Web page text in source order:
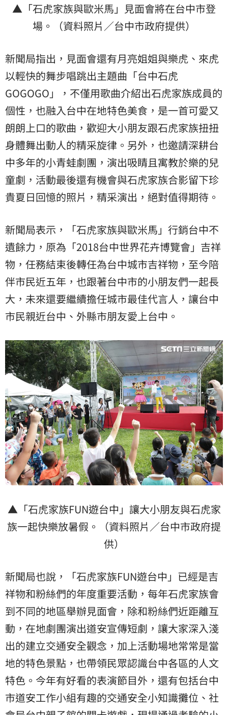
▲「石虎家族與歐米馬」見面會將在台中市登
場。（資料照片／台中市政府提供）
新聞局指出，見面會還有月亮姐姐與樂虎、來虎
以輕快的舞步唱跳出主題曲「台中石虎
GOGOGO」，不僅用歌曲介紹出石虎家族成員的
個性，也融入台中在地特色美食，是一首可愛又
朗朗上口的歌曲，歡迎大小朋友跟石虎家族扭扭
身體舞出動人的精采旋律。另外，也邀請深耕台
中多年的小青蛙劇團，演出吸睛且寓教於樂的兒
童劇，活動最後還有機會與石虎家族合影留下珍
貴夏日回憶的照片，精采演出，絕對值得期待。
新聞局表示，「石虎家族與歐米馬」行銷台中不
遺餘力，原為「2018台中世界花卉博覽會」吉祥
物，任務結束後轉任為台中城市吉祥物，至今陪
伴市民近五年，也跟著台中市的小朋友們一起長
大，未來還要繼續擔任城市最佳代言人，讓台中
市民親近台中、外縣市朋友愛上台中。
▲「石虎家族FUN遊台中」讓大小朋友與石虎家
族一起快樂放暑假。（資料照片／台中市政府提
供）
新聞局也說，「石虎家族FUN遊台中」已經是吉
祥物和粉絲們的年度重要活動，每年石虎家族會
到不同的地區舉辦見面會，除和粉絲們近距離互
動，在地劇團演出道安宣傳短劇，讓大家深入淺
出的建立交通安全觀念，加上活動場地常常是當
地的特色景點，也帶領民眾認識台中各區的人文
特色。今年有好看的表演節目外，還有包括台中
市道安工作小組有趣的交通安全小知識攤位、社